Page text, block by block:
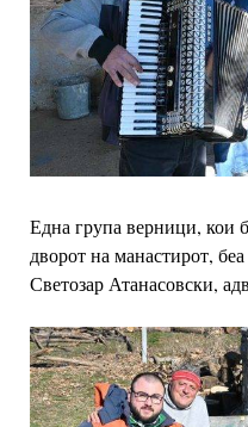
Една група верници, кои
дворот на манастирот,
Светозар Атанасовски,